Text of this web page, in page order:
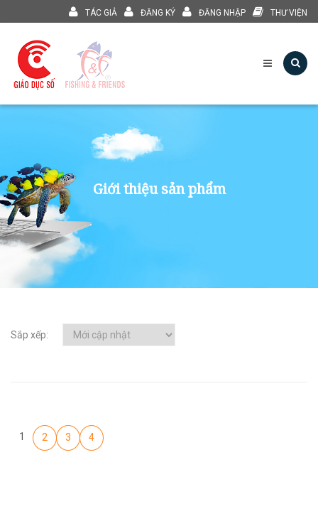
TÁC GIẢ ĐĂNG KÝ ĐĂNG NHẬP THƯ VIỆN
Giới thiệu sản phẩm
Sắp xếp:
1 2 3 4